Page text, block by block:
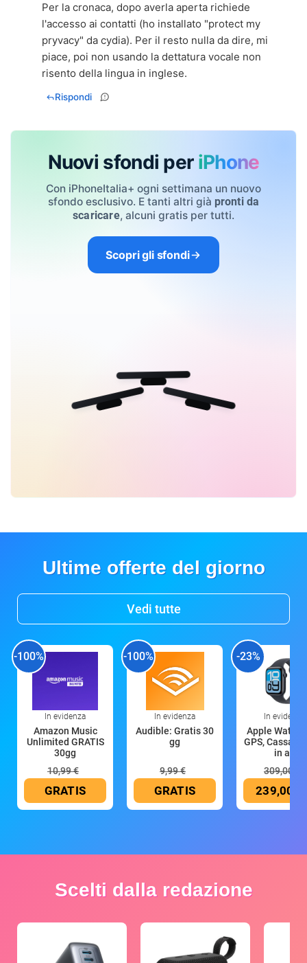
Per la cronaca, dopo averla aperta richiede
l'accesso ai contatti (ho installato "protect my
pryvacy" da cydia). Per il resto nulla da dire, mi
piace, poi non usando la dettatura vocale non
risento della lingua in inglese.
Rispondi
Nuovi sfondi per iPhone
Con iPhoneItalia+ ogni settimana un nuovo
sfondo esclusivo. E tanti altri già pronti da
scaricare, alcuni gratis per tutti.
Scopri gli sfondi
Ultime offerte del giorno
Vedi tutte
-100%
In evidenza
Amazon Music
Unlimited GRATIS
30gg
10,99 €
GRATIS
-100%
In evidenza
Audible: Gratis 30
gg
9,99 €
GRATIS
-23%
In evidenza
Apple Watch
GPS, Cassa
in all
309,00 €
239,00 €
Scelti dalla redazione